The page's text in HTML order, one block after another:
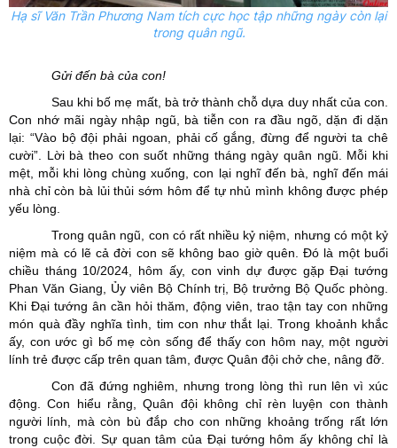
Hạ sĩ Văn Trần Phương Nam tích cực học tập những ngày còn lại
trong quân ngũ.
Gửi đến bà của con!
Sau khi bố mẹ mất, bà trở thành chỗ dựa duy nhất của con.
Con nhớ mãi ngày nhập ngũ, bà tiễn con ra đầu ngõ, dặn đi dặn
lại: “Vào bộ đội phải ngoan, phải cố gắng, đừng để người ta chê
cười”. Lời bà theo con suốt những tháng ngày quân ngũ. Mỗi khi
mệt, mỗi khi lòng chùng xuống, con lại nghĩ đến bà, nghĩ đến mái
nhà chỉ còn bà lủi thủi sớm hôm để tự nhủ mình không được phép
yếu lòng.
Trong quân ngũ, con có rất nhiều kỷ niệm, nhưng có một kỷ
niệm mà có lẽ cả đời con sẽ không bao giờ quên. Đó là một buổi
chiều tháng 10/2024, hôm ấy, con vinh dự được gặp Đại tướng
Phan Văn Giang, Ủy viên Bộ Chính trị, Bộ trưởng Bộ Quốc phòng.
Khi Đại tướng ân cần hỏi thăm, động viên, trao tận tay con những
món quà đầy nghĩa tình, tim con như thắt lại. Trong khoảnh khắc
ấy, con ước gì bố mẹ còn sống để thấy con hôm nay, một người
lính trẻ được cấp trên quan tâm, được Quân đội chở che, nâng đỡ.
Con đã đứng nghiêm, nhưng trong lòng thì run lên vì xúc
động. Con hiểu rằng, Quân đội không chỉ rèn luyện con thành
người lính, mà còn bù đắp cho con những khoảng trống rất lớn
trong cuộc đời. Sự quan tâm của Đại tướng hôm ấy không chỉ là